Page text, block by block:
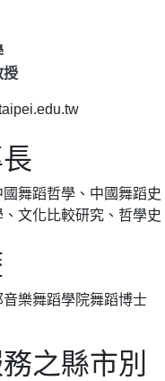
授
舞蹈哲學、中國舞蹈史
文化比較研究、哲學史
樂舞蹈學院舞蹈博士
之縣市別